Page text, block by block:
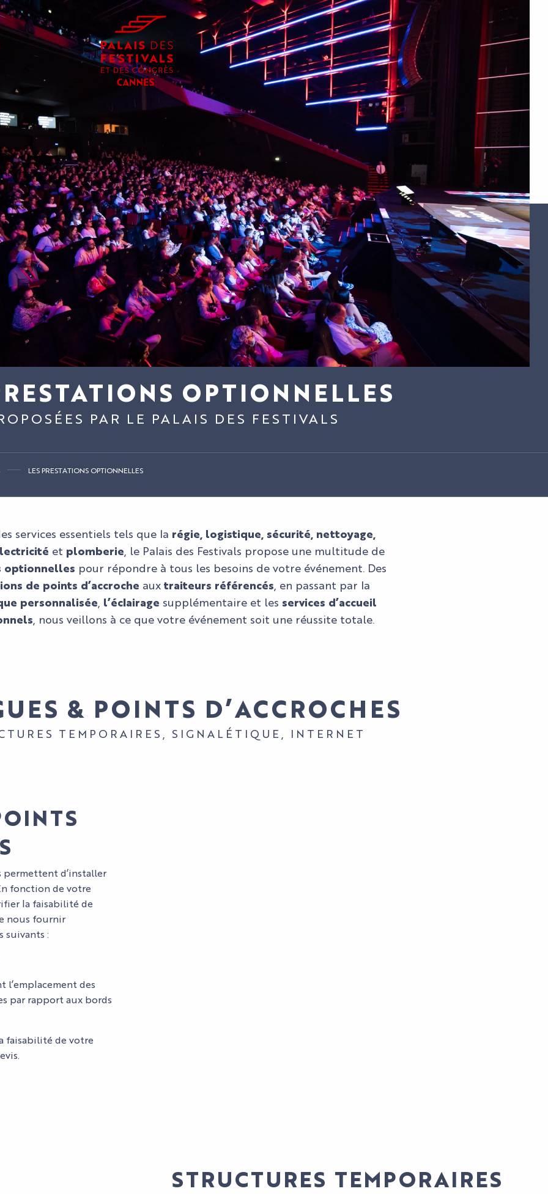
OPTIONNELLES
PAR LE PALAIS DES FESTIVALS
LES PRESTATIONS OPTIONNELLES
services essentiels tels que la régie, logistique, sécurité, nettoyage,
et plomberie , le Palais des Festivals propose une multitude de
optionnelles pour répondre à tous les besoins de votre événement. Des
de points d’accroche aux traiteurs référencés , en passant par la
personnalisée l’éclairage supplémentaire et les services d’accueil
, nous veillons à ce que votre événement soit une réussite totale.
& POINTS D’ACCROCHES
TEMPORAIRES, SIGNALÉTIQUE, INTERNET
permettent d’installer
fonction de votre
la faisabilité de
nous fournir
suivants :
l’emplacement des
par rapport aux bords
faisabilité de votre
STRUCTURES TEMPORAIRES